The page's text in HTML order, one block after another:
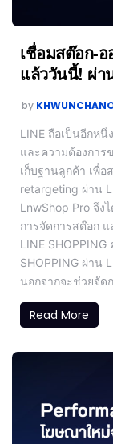
เชื่อมสต๊อก-อ
แล้ววันนี้! ผ่า
by
LINE ถือเป็นอีกหนึ่
และความต้องการ
เก็บฐานลูกค้า เพื่อ
retargeting ผ่าน
LnwShop Pro จึ
การจัดการสต๊อก
LINE
SHOPPING ผ่าน
นอกจากจะช่วยจัด
Read More